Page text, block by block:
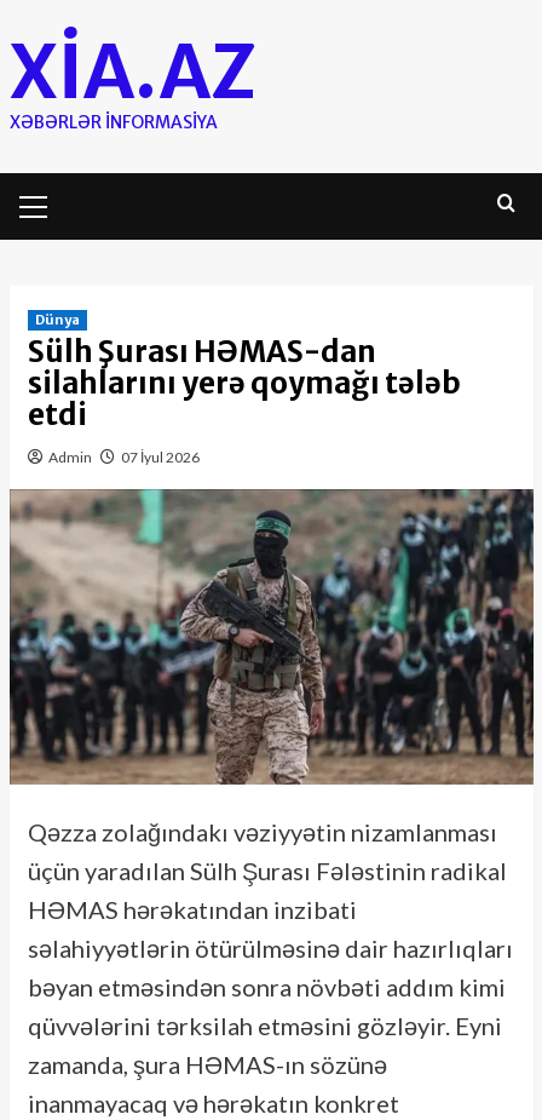
to
content
XIA.AZ
XƏBƏRLƏR INFORMASIYA
Menu
Dünya
Sülh Şurası HƏMAS-dan
silahlarını yerə qoymağı tələb
etdi
Admin 07 İyul 2026
Qəzza zolağındakı vəziyyətin nizamlanması
üçün yaradılan Sülh Şurası Fələstinin radikal
HƏMAS hərəkatından inzibati
səlahiyyətlərin ötürülməsinə dair hazırlıqları
bəyan etməsindən sonra növbəti addım kimi
qüvvələrini tərksilah etməsini gözləyir. Eyni
zamanda, şura HƏMAS-ın sözünə
inanmayacaq və hərəkatın konkret